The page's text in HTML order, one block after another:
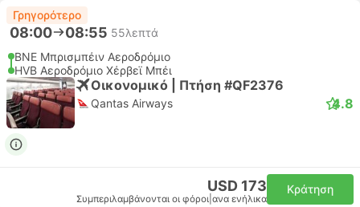
Γρηγορότερο
08:00 08:55 55λεπτά
BNE Μπρισμπέιν Αεροδρόμιο
HVB Αεροδρόμιο Χέρβεϊ Μπέι
Οικονομικό | Πτήση #QF2376
Qantas Airways 4.8
USD 173
Συμπεριλαμβάνονται οι φόροι ανα ενήλικα
Κράτηση